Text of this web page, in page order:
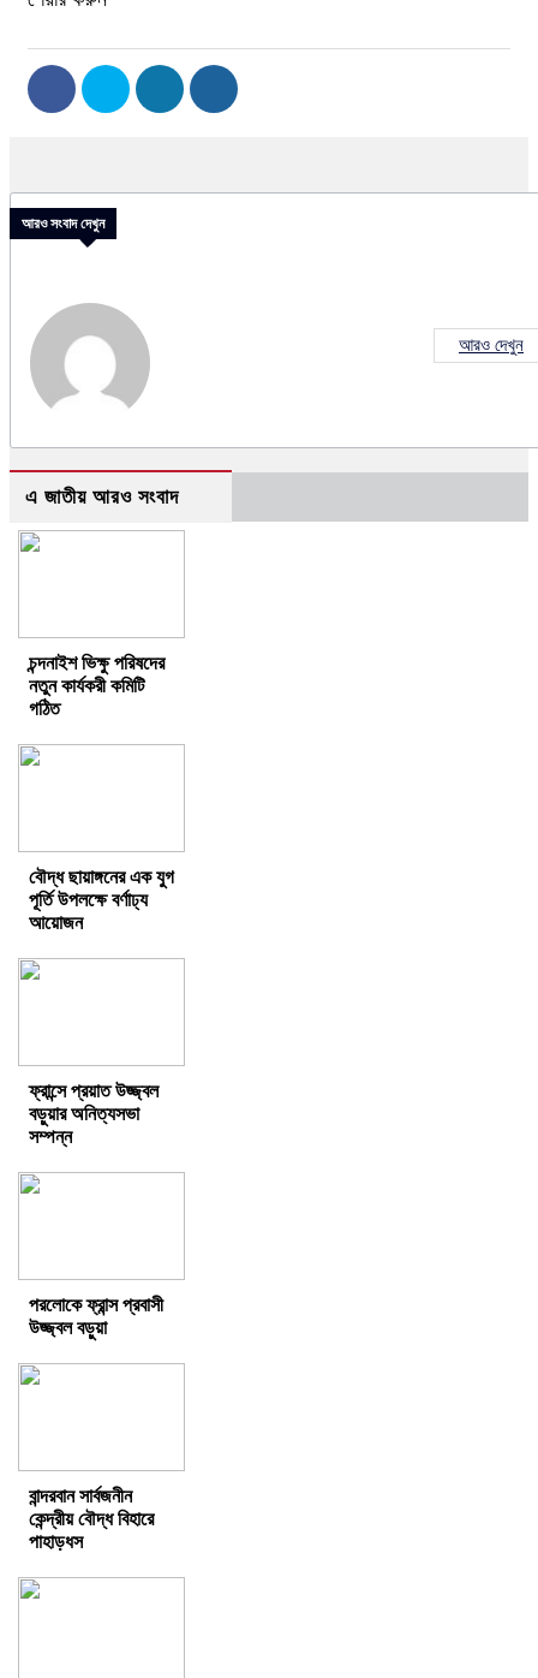
আরও সংবাদ দেখুন
আরও দেখুন
এ জাতীয় আরও সংবাদ
চন্দনাইশ ভিক্ষু পরিষদের
নতুন কার্যকরী কমিটি
গঠিত
বৌদ্ধ ছায়াঙ্গনের এক যুগ
পূর্তি উপলক্ষে বর্ণাঢ্য
আয়োজন
ফ্রান্সে প্রয়াত উজ্জ্বল
বড়ুয়ার অনিত্যসভা
সম্পন্ন
পরলোকে ফ্রান্স প্রবাসী
উজ্জ্বল বড়ুয়া
বান্দরবান সার্বজনীন
কেন্দ্রীয় বৌদ্ধ বিহারে
পাহাড়ধস